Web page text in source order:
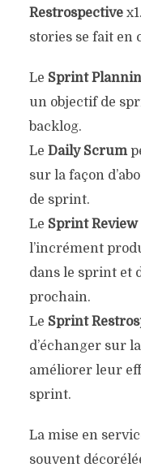
Restrospective
stories se fait en
Le Sprint
un objectif de
backlog.
Le Daily Scrum
sur la façon
de sprint.
Le Sprint Review
l’incrément
dans le sprint et
prochain.
Le Sprint
d’échanger sur
améliorer leur
sprint.
La mise en
souvent